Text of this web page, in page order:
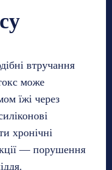
втручання
може
їжі через
хронічні
— порушення